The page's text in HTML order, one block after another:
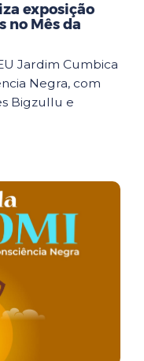
exposição
no Mês da
Jardim Cumbica
Negra, com
Bigzullu e